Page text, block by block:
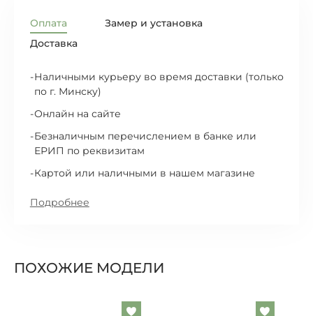
Оплата
Замер и установка
Доставка
Наличными курьеру во время доставки (только
по г. Минску)
Онлайн на сайте
Безналичным перечислением в банке или
ЕРИП по реквизитам
Картой или наличными в нашем магазине
Подробнее
ПОХОЖИЕ МОДЕЛИ
Добавить